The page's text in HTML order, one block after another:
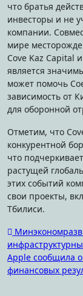
что братья
инвесторы и не
компании.
мире
Cove Kaz Capital
является
может помочь
зависимость от
для оборонной
Отметим, что
конкурентной
что
растущей
этих событий
свои проекты,
Тбилиси.
по
записям
Apple сообщила
финансовых